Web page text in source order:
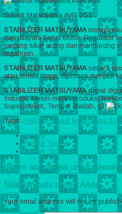
Stavolt Matsuyama AVR 2GS
STABILIZER MATSUYAMA
dan dilayani Servo Motor. Regulator
gagang sikat arang dan mendorong
tegangan.
STABILIZER MATSUYAMAsecara
atau terlalu tinggi, diproses menjadi
STABILIZER MATSUYAMAdapat
Industri, Mesin-mesin produksi
Supermarket, Tempat Ibadah, dll.
Tags: HARGA Stavolt Matsuyama
Review
Produk Terkait
Produk Terbaru
Belum ada review untuk Stavolt
Silahkan tulis review Anda
Your email address will not be